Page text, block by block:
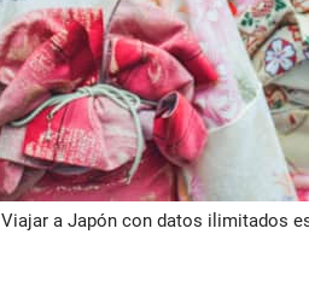
Viajar a Japón con datos ilimitados